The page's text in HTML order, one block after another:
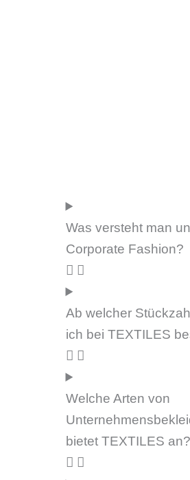
Was versteht man
Corporate Fashion?
Ab welcher
ich bei TEXTILES
Welche Arten von
bietet TEXTILES an?